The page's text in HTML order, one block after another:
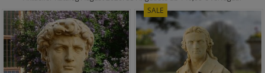
SALE